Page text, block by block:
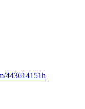
443614151h